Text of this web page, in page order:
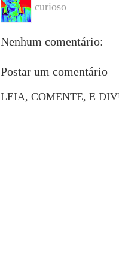
curioso
Nenhum comentário:
Postar um comentário
LEIA, COMENTE, E